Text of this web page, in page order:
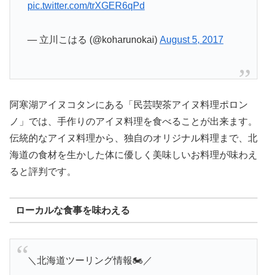
pic.twitter.com/trXGER6qPd
— 立川こはる (@koharunokai) August 5, 2017
阿寒湖アイヌコタンにある「民芸喫茶アイヌ料理ポロン
ノ」では、手作りのアイヌ料理を食べることが出来ます。
伝統的なアイヌ料理から、独自のオリジナル料理まで、北
海道の食材を生かした体に優しく美味しいお料理が味わえ
ると評判です。
ローカルな食事を味わえる
＼北海道ツーリング情報🏍／